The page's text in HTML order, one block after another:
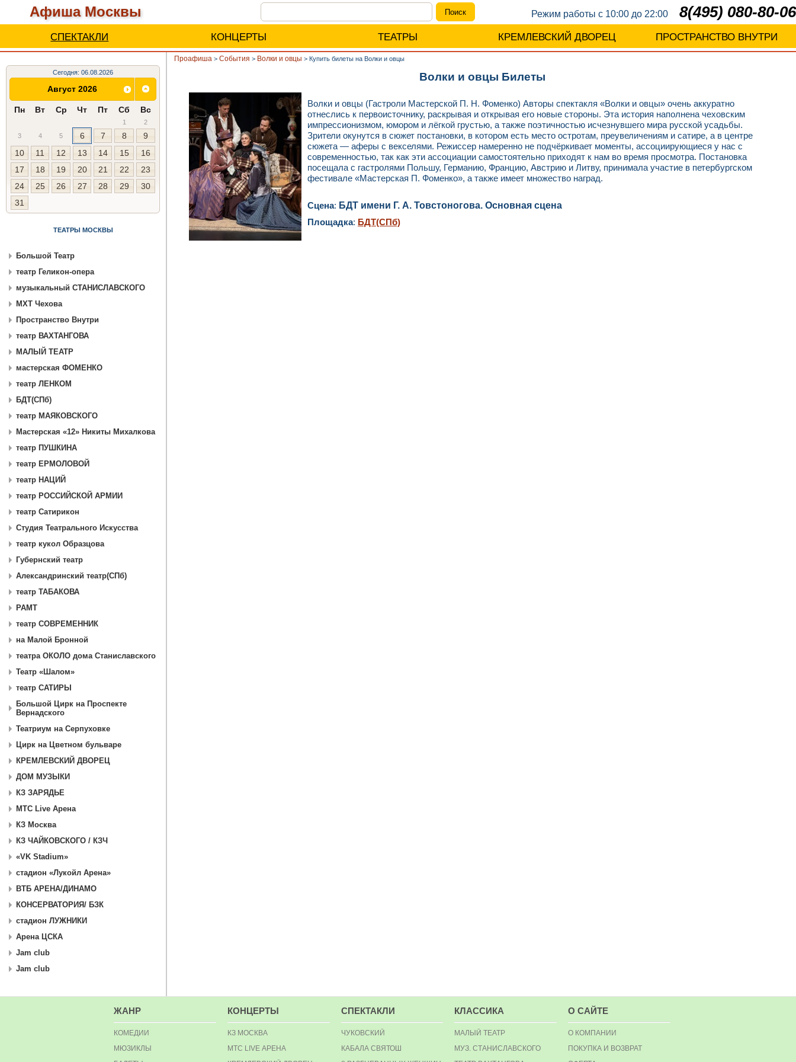
Афиша Москвы Режим работы с 10:00 до 22:00 8(495) 080-80-06
СПЕКТАКЛИ КОНЦЕРТЫ ТЕАТРЫ КРЕМЛЕВСКИЙ ДВОРЕЦ ПРОСТРАНСТВО ВНУТРИ
Сегодня: 06.08.2026
Август 2026
Пн Вт Ср Чт Пт Сб Вс
1
2
3
4 5 6 7 8
9
10
11 12 13 14 15
16
17
18 19 20 21 22
23
24
25 26 27 28 29
30
31
ТЕАТРЫ МОСКВЫ
Большой Театр
театр Геликон-опера
музыкальный СТАНИСЛАВСКОГО
МХТ Чехова
Пространство Внутри
театр ВАХТАНГОВА
МАЛЫЙ ТЕАТР
мастерская ФОМЕНКО
театр ЛЕНКОМ
БДТ(СПб)
театр МАЯКОВСКОГО
Мастерская «12» Никиты Михалкова
театр ПУШКИНА
театр ЕРМОЛОВОЙ
театр НАЦИЙ
театр РОССИЙСКОЙ АРМИИ
театр Сатирикон
Студия Театрального Искусства
театр кукол Образцова
Губернский театр
Александринский театр(СПб)
театр ТАБАКОВА
РАМТ
театр СОВРЕМЕННИК
на Малой Бронной
театра ОКОЛО дома Станиславского
Театр «Шалом»
театр САТИРЫ
Большой Цирк на Проспекте
Вернадского
Театриум на Серпуховке
Цирк на Цветном бульваре
КРЕМЛЕВСКИЙ ДВОРЕЦ
ДОМ МУЗЫКИ
КЗ ЗАРЯДЬЕ
МТС Live Арена
КЗ Москва
КЗ ЧАЙКОВСКОГО / КЗЧ
«VK Stadium»
стадион «Лукойл Арена»
ВТБ АРЕНА/ДИНАМО
КОНСЕРВАТОРИЯ/ БЗК
стадион ЛУЖНИКИ
Арена ЦСКА
Jam club
Jam club
Проафиша > События > Волки и овцы > Купить билеты на Волки и овцы
Волки и овцы Билеты
Волки и овцы (Гастроли Мастерской П. Н. Фоменко) Авторы спектакля «Волки и овцы» очень аккуратно
отнеслись к первоисточнику, раскрывая и открывая его новые стороны. Эта история наполнена чеховским
импрессионизмом, юмором и лёгкой грустью, а также поэтичностью исчезнувшего мира русской усадьбы.
Зрители окунутся в сюжет постановки, в котором есть место остротам, преувеличениям и сатире, а в центре
сюжета — аферы с векселями. Режиссер намеренно не подчёркивает моменты, ассоциирующиеся у нас с
современностью, так как эти ассоциации самостоятельно приходят к нам во время просмотра. Постановка
посещала с гастролями Польшу, Германию, Францию, Австрию и Литву, принимала участие в петербургском
фестивале «Мастерская П. Фоменко», а также имеет множество наград.
Сцена: БДТ имени Г. А. Товстоногова. Основная сцена
Площадка: БДТ(СПб)
ЖАНР
КОМЕДИИ
МЮЗИКЛЫ
КОНЦЕРТЫ
КЗ МОСКВА
МТС LIVE АРЕНА
СПЕКТАКЛИ
ЧУКОВСКИЙ
КАБАЛА СВЯТОШ
КЛАССИКА
МАЛЫЙ ТЕАТР
МУЗ. СТАНИСЛАВСКОГО
О САЙТЕ
О КОМПАНИИ
ПОКУПКА И ВОЗВРАТ